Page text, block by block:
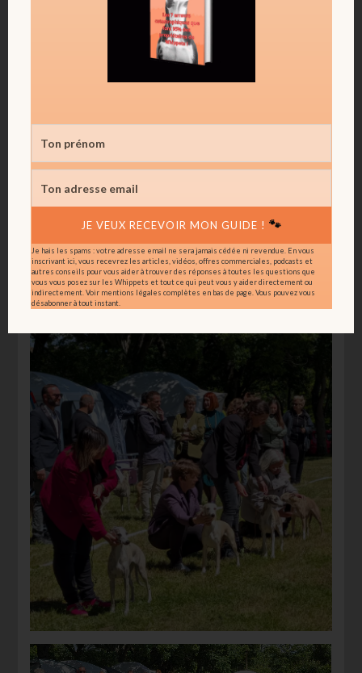
Il y a des jeunes chiens, des vétérans, des Whippets
très habitués aux expositions, d’autres plus émus par
l’ambiance. Des robes différentes, des allures
variées, des tempéraments qui ne se ressemblent
Et c’est aussi cela qui rend ce type de
rassemblement intéressant : il rappelle qu’il
n’existe pas un Whippet figé dans une image
parfaite. Il existe des Whippets, avec leurs
lignées, leurs morphologies, leurs aptitudes, leurs
histoires et leurs humains.
JE VEUX RECEVOIR MON GUIDE ! 🐾
Je hais les spams : votre adresse email ne sera jamais cédée ni revendue. En vous
inscrivant ici, vous recevrez les articles, vidéos, offres commerciales, podcasts et
autres conseils pour vous aider à trouver des réponses à toutes les questions que
vous vous posez sur les Whippets et tout ce qui peut vous y aider directement ou
indirectement. Voir mentions légales complètes en bas de page. Vous pouvez vous
désabonner à tout instant.